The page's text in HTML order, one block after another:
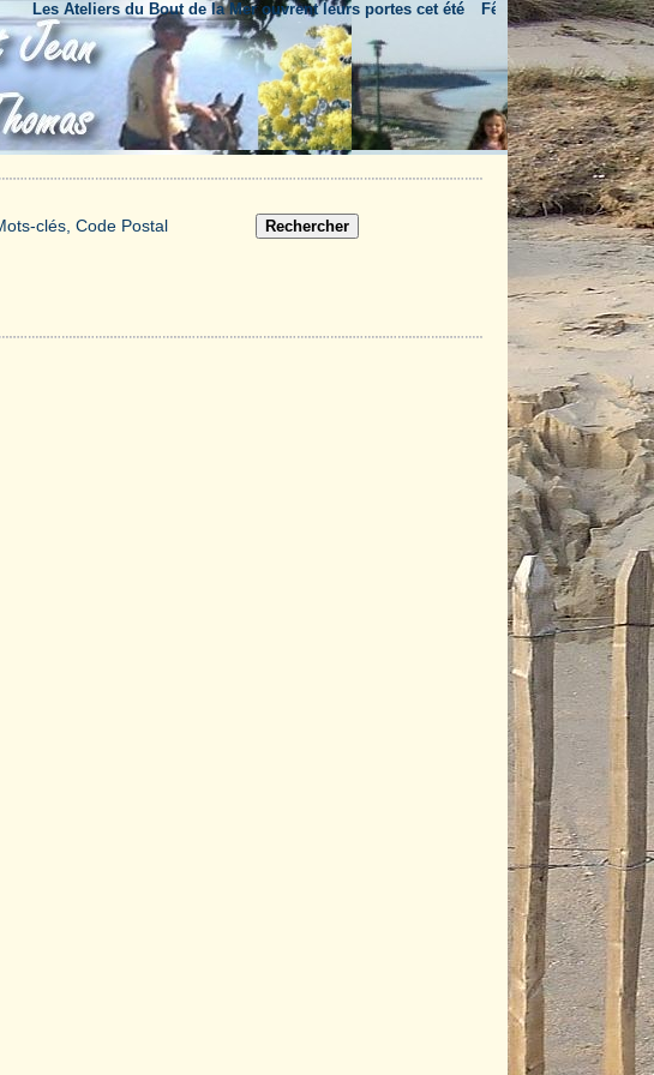
Les Ateliers du Bout de la Mer ouvrent leurs portes cet été Fête nationale & feu